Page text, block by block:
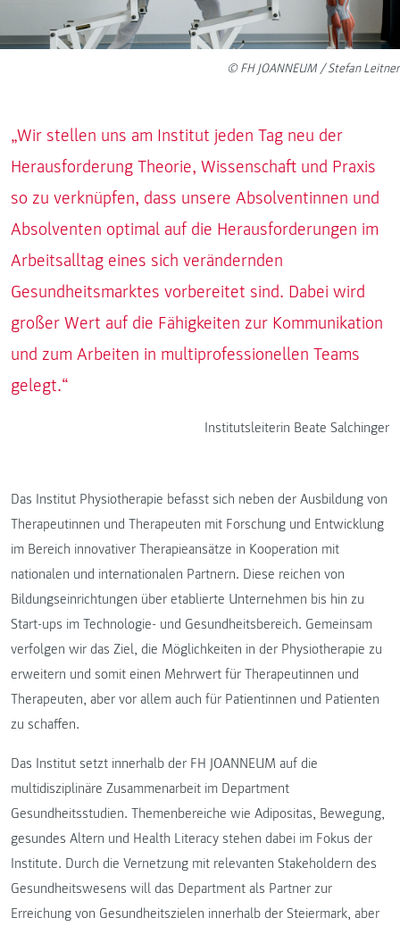
© FH JOANNEUM / Stefan Leitner
„Wir stellen uns am Institut jeden Tag neu der
Herausforderung Theorie, Wissenschaft und Praxis
so zu verknüpfen, dass unsere Absolventinnen und
Absolventen optimal auf die Herausforderungen im
Arbeitsalltag eines sich verändernden
Gesundheitsmarktes vorbereitet sind. Dabei wird
großer Wert auf die Fähigkeiten zur Kommunikation
und zum Arbeiten in multiprofessionellen Teams
gelegt.“
Institutsleiterin Beate Salchinger
Das Institut Physiotherapie befasst sich neben der Ausbildung von
Therapeutinnen und Therapeuten mit Forschung und Entwicklung
im Bereich innovativer Therapieansätze in Kooperation mit
nationalen und internationalen Partnern. Diese reichen von
Bildungseinrichtungen über etablierte Unternehmen bis hin zu
Start-ups im Technologie- und Gesundheitsbereich. Gemeinsam
verfolgen wir das Ziel, die Möglichkeiten in der Physiotherapie zu
erweitern und somit einen Mehrwert für Therapeutinnen und
Therapeuten, aber vor allem auch für Patientinnen und Patienten
zu schaffen.
Das Institut setzt innerhalb der FH JOANNEUM auf die
multidisziplinäre Zusammenarbeit im Department
Gesundheitsstudien. Themenbereiche wie Adipositas, Bewegung,
gesundes Altern und Health Literacy stehen dabei im Fokus der
Institute. Durch die Vernetzung mit relevanten Stakeholdern des
Gesundheitswesens will das Department als Partner zur
Erreichung von Gesundheitszielen innerhalb der Steiermark, aber